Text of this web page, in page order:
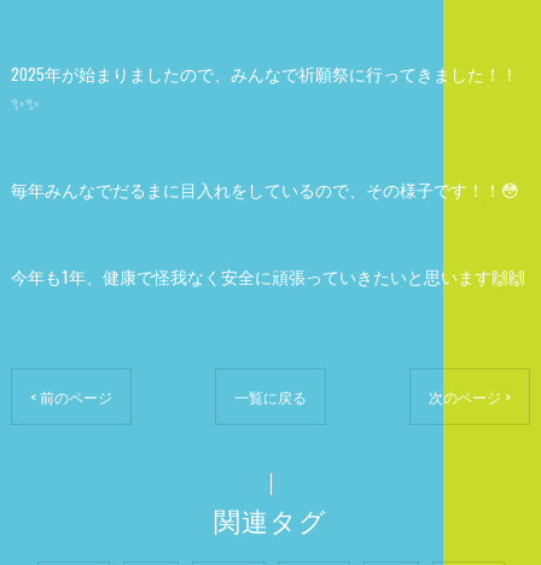
2025年が始まりましたので、みんなで祈願祭に行ってきました！！
✨✨
毎年みんなでだるまに目入れをしているので、その様子です！！😳
今年も1年、健康で怪我なく安全に頑張っていきたいと思います🙌🙌
< 前のページ 一覧に戻る 次のページ >
関連タグ